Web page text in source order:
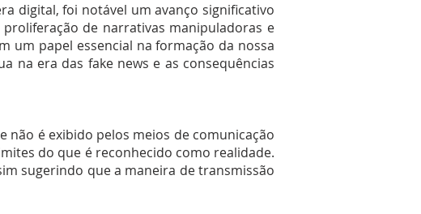
digital, foi notável um avanço significativo
de narrativas manipuladoras e
um papel essencial na formação da nossa
na era das fake news e as consequências
não é exibido pelos meios de comunicação
do que é reconhecido como realidade.
sugerindo que a maneira de transmissão